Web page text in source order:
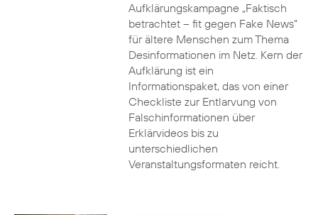
Aufklärungskampagne „Faktisch
betrachtet – fit gegen Fake News“
für ältere Menschen zum Thema
Desinformationen im Netz. Kern der
Aufklärung ist ein
Informationspaket, das von einer
Checkliste zur Entlarvung von
Falschinformationen über
Erklärvideos bis zu
unterschiedlichen
Veranstaltungsformaten reicht.